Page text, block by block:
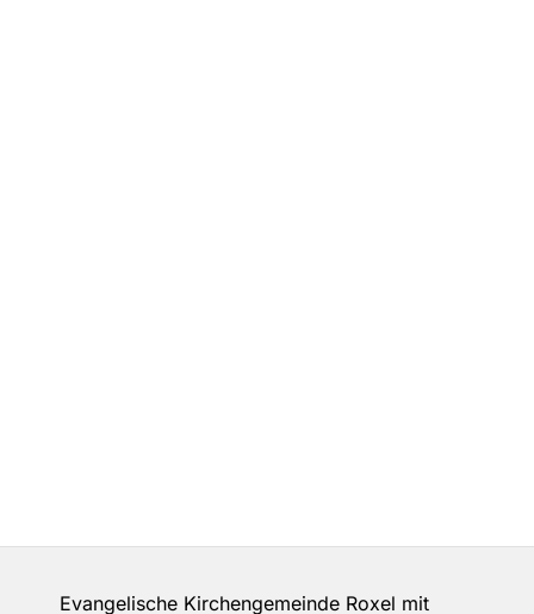
Evangelische Kirchengemeinde Roxel mit